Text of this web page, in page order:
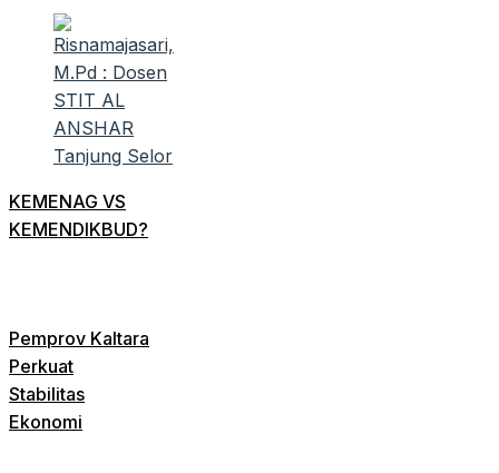
KEMENAG VS
KEMENDIKBUD?
Pemprov Kaltara
Perkuat
Stabilitas
Ekonomi